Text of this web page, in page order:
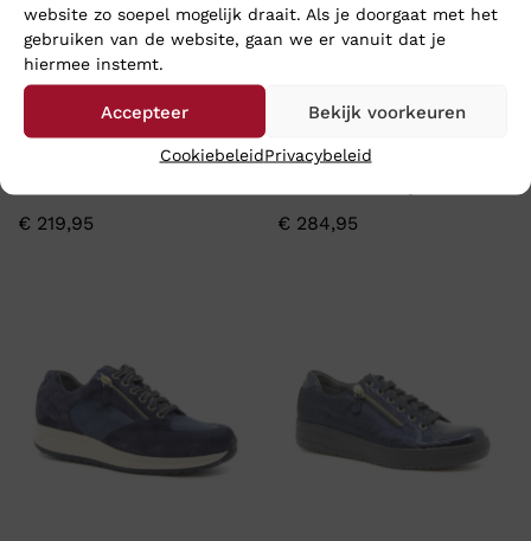
website zo soepel mogelijk draait. Als je doorgaat met het
gebruiken van de website, gaan we er vanuit dat je
hiermee instemt.
Accepteer Bekijk voorkeuren
CookiebeleidPrivacybeleid
€ 219,95 € 284,95